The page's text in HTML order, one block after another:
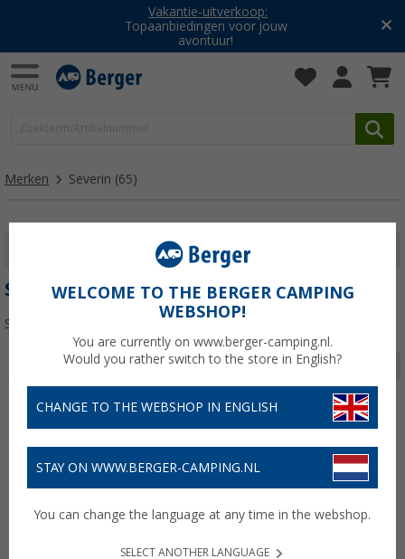
Vakantie-uitverkoop:
Topaanbiedingen voor jouw
avontuur!
Merken Severin (65)
FILTER WEERGEVEN
SEVERIN
Sorteren:
Pagina 1 van 3
-28% -25%
WELCOME TO THE BERGER CAMPING
WEBSHOP!
You are currently on www.berger-camping.nl.
Would you rather switch to the store in English?
CHANGE TO THE WEBSHOP IN ENGLISH
STAY ON WWW.BERGER-CAMPING.NL
You can change the language at any time in the webshop.
SELECT ANOTHER LANGUAGE